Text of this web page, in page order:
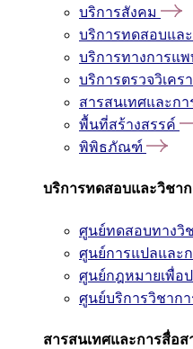
บริการสังคม
บริการทดสอบแล
บริการทางการแพ
บริการตรวจวิเค
สารสนเทศและกา
พื้นที่สร้างสรรค์
พิพิธภัณฑ์
บริการทดสอบและวิชา
ศูนย์ทดสอบทางวิ
ศูนย์การแปลและ
ศูนย์กฎหมายเพื่อ
ศูนย์บริการวิชาก
สารสนเทศและการสื่อส